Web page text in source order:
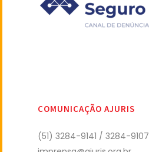
COMUNICAÇÃO AJURIS
(51) 3284-9141 / 3284-9107